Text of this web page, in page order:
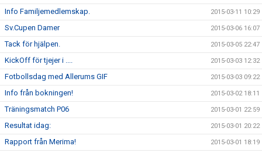
Info Familjemedlemskap. 2015-03-11 10:29
Sv.Cupen Damer 2015-03-06 16:07
Tack för hjälpen. 2015-03-05 22:47
KickOff för tjejer i .... 2015-03-03 12:32
Fotbollsdag med Allerums GIF 2015-03-03 09:22
Info från bokningen! 2015-03-02 18:11
Träningsmatch P06 2015-03-01 22:59
Resultat idag: 2015-03-01 20:22
Rapport från Merima! 2015-03-01 18:19